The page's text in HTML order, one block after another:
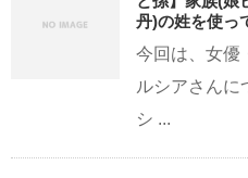
丹)の姓を使っ
今回は、女優
ルシアさんに
シ ...